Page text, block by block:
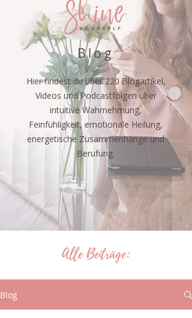
Blog
Hier findest du über 220 Blogartikel,
Videos und Podcastfolgen über
intuitive Wahrnehmung,
Feinfühligkeit, emotionale Heilung,
energetische Zusammenhänge und
Berufung.
Alle Beiträge:
Blog